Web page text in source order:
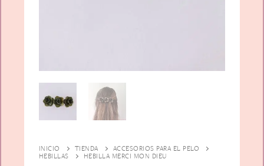
Sobrios
INICIO TIENDA
ACCESORIOS PARA EL PELO
HEBILLAS
HEBILLA MERCI MON DIEU